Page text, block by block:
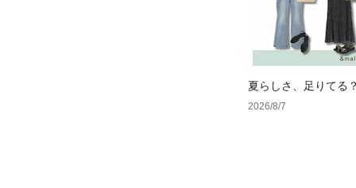
夏らしさ、足りてる
ーデ4選
2026/8/7